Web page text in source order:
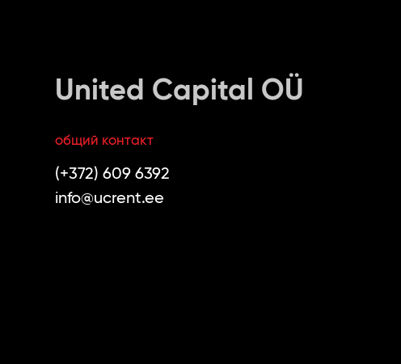
United Capital OÜ
общий контакт
(+372) 609 6392
info@ucrent.ee